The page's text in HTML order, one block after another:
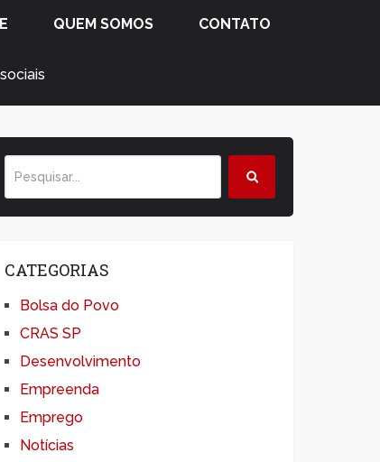
QUEM SOMOS CONTATO
CATEGORIAS
Bolsa do Povo
CRAS SP
Desenvolvimento
Empreenda
Emprego
Notícias